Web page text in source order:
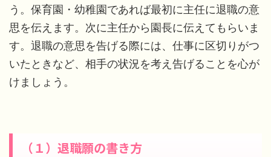
う。保育園・幼稚園であれば最初に主任に退職の意
思を伝えます。次に主任から園長に伝えてもらいま
す。退職の意思を告げる際には、仕事に区切りがつ
いたときなど、相手の状況を考え告げることを心が
けましょう。
（１）退職願の書き方